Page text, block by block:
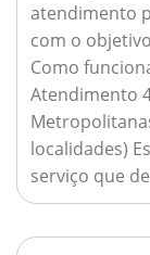
atendimento
com o
Como
Atendimento
localidades)
serviço que